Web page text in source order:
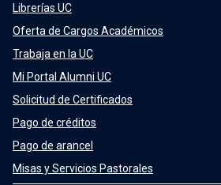
Librerías UC
Oferta de Cargos Académicos
Trabaja en la UC
Mi Portal Alumni UC
Solicitud de Certificados
Pago de créditos
Pago de arancel
Misas y Servicios Pastorales